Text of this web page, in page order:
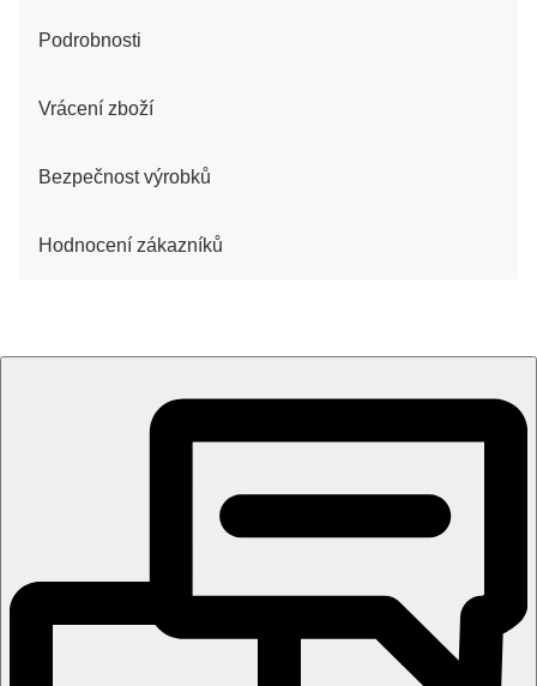
Podrobnosti
Vrácení zboží
Bezpečnost výrobků
Hodnocení zákazníků